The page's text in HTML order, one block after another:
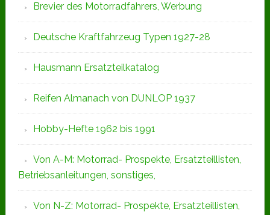
Brevier des Motorradfahrers, Werbung
Deutsche Kraftfahrzeug Typen 1927-28
Hausmann Ersatzteilkatalog
Reifen Almanach von DUNLOP 1937
Hobby-Hefte 1962 bis 1991
Von A-M: Motorrad- Prospekte, Ersatzteillisten,
Betriebsanleitungen, sonstiges,
Von N-Z: Motorrad- Prospekte, Ersatzteillisten,